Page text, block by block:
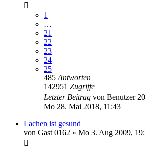
1
…
21
22
23
24
25
485 Antworten
142951 Zugriffe
Letzter Beitrag von Benutzer
Mo 28. Mai 2018, 11:43
Lachen ist gesund
von Gast 0162 » Mo 3. Aug 2009,